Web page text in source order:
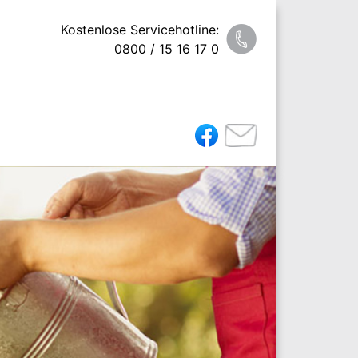
Kostenlose Servicehotline:
0800 / 15 16 17 0